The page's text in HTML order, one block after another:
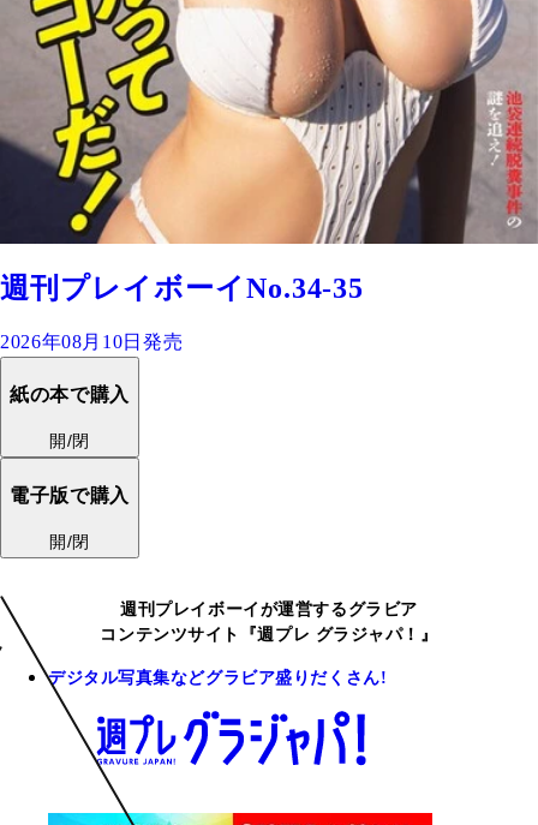
週刊プレイボーイNo.34-35
2026年08月10日発売
紙の本で購入
開/閉
電子版で購入
開/閉
週刊プレイボーイが運営するグラビア
コンテンツサイト『週プレ グラジャパ！』
デジタル写真集などグラビア盛りだくさん!